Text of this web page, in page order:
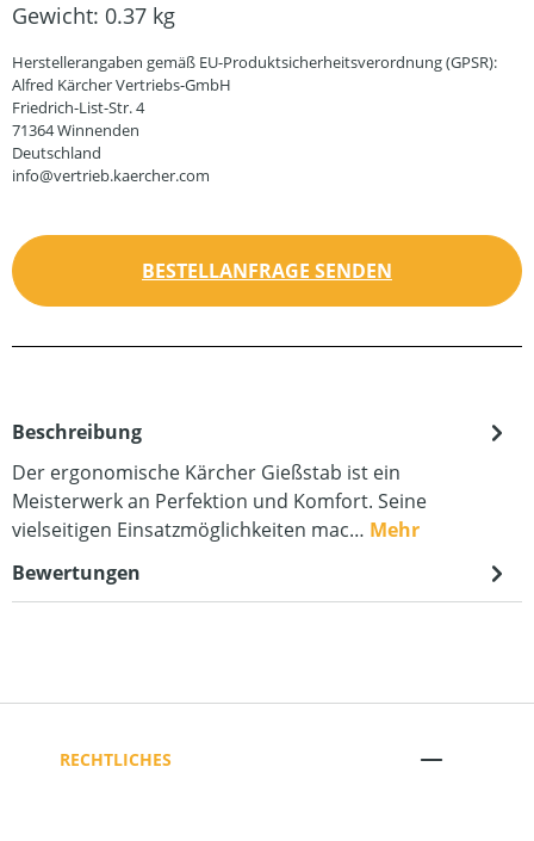
Gewicht: 0.37 kg
Herstellerangaben gemäß EU-Produktsicherheitsverordnung (GPSR):
Alfred Kärcher Vertriebs-GmbH
Friedrich-List-Str. 4
71364 Winnenden
Deutschland
info@vertrieb.kaercher.com
BESTELLANFRAGE SENDEN
Beschreibung
Der ergonomische Kärcher Gießstab ist ein
Meisterwerk an Perfektion und Komfort. Seine
vielseitigen Einsatzmöglichkeiten mac… Mehr
Bewertungen
RECHTLICHES